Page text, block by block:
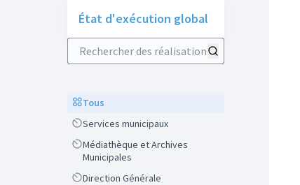
État d'exécution global
Rechercher des réalisations
ScopeTous
ScopeServices municipaux
Scope
Médiathèque et Archives
Municipales
ScopeDirection Générale